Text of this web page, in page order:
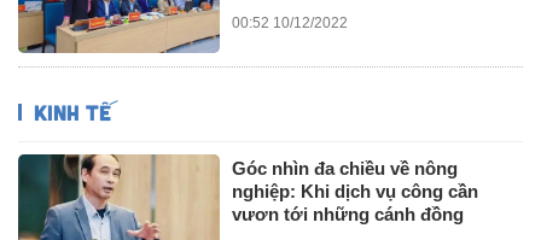
00:52 10/12/2022
KINH TẾ
Góc nhìn đa chiều về nông
nghiệp: Khi dịch vụ công cần
vươn tới những cánh đồng